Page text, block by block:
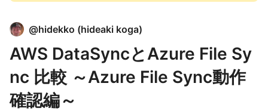
@hidekko (hideaki koga)
AWS DataSyncとAzure File Sy
nc 比較 ～Azure File Sync動作
確認編～